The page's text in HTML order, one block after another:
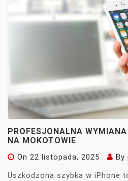
PROFESJONALNA
NA MOKOTOWIE
On 22 listopada, 2025 By
Uszkodzona szybka w iPhone